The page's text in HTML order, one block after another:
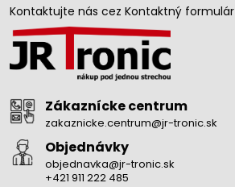
Kontaktujte nás cez Kontaktný formulár
Zákaznícke centrum
zakaznicke.centrum@jr-tronic.sk
Objednávky
objednavka@jr-tronic.sk
+421 911 222 485